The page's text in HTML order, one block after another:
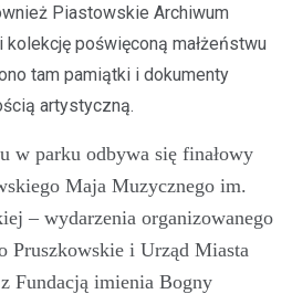
Piastowskie Archiwum
poświęconą małżeństwu
tam pamiątki i dokumenty
artystyczną.
w parku odbywa się finałowy
Maja Muzycznego im.
– wydarzenia organizowanego
Pruszkowskie i Urząd Miasta
Fundacją imienia Bogny